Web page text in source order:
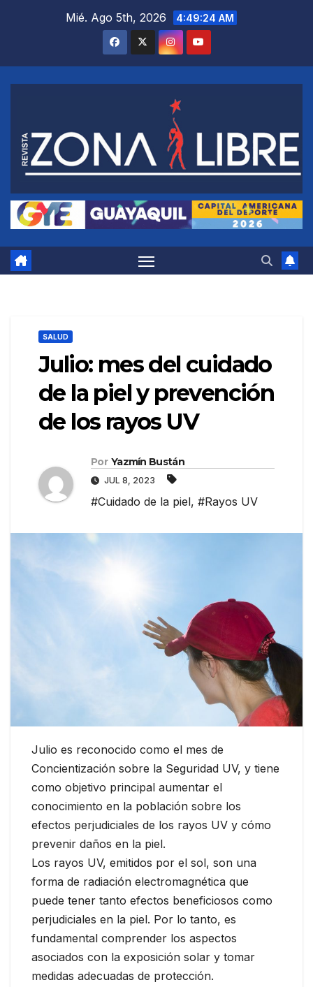
Mié. Ago 5th, 2026 4:49:25 AM
SALUD
Julio: mes del cuidado
de la piel y prevención
de los rayos UV
Por Yazmín Bustán
JUL 8, 2023
#Cuidado de la piel, #Rayos UV
Julio es reconocido como el mes de
Concientización sobre la Seguridad UV, y tiene
como objetivo principal aumentar el
conocimiento en la población sobre los
efectos perjudiciales de los rayos UV y cómo
prevenir daños en la piel.
Los rayos UV, emitidos por el sol, son una
forma de radiación electromagnética que
puede tener tanto efectos beneficiosos como
perjudiciales en la piel. Por lo tanto, es
fundamental comprender los aspectos
asociados con la exposición solar y tomar
medidas adecuadas de protección.